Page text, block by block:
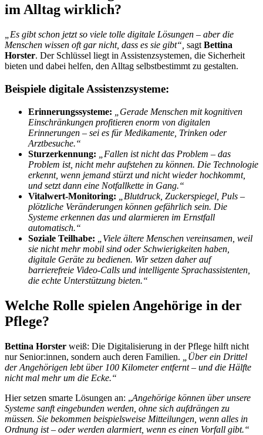
im Alltag wirklich?
„Es gibt schon jetzt so viele tolle digitale Lösungen – aber die
Menschen wissen oft gar nicht, dass es sie gibt“, sagt Bettina
Horster. Der Schlüssel liegt in Assistenzsystemen, die Sicherheit
bieten und dabei helfen, den Alltag selbstbestimmt zu gestalten.
Beispiele digitale Assistenzsysteme:
Erinnerungssysteme:
„Gerade Menschen mit kognitiven
Einschränkungen profitieren enorm von digitalen
Erinnerungen – sei es für Medikamente, Trinken oder
Arztbesuche.“
Sturzerkennung:
„Fallen ist nicht das Problem – das
Problem ist, nicht mehr aufstehen zu können. Die Technologie
erkennt, wenn jemand stürzt und nicht wieder hochkommt,
und setzt dann eine Notfallkette in Gang.“
Vitalwert-Monitoring:
„Blutdruck, Zuckerspiegel, Puls –
plötzliche Veränderungen können gefährlich sein. Die
Systeme erkennen das und alarmieren im Ernstfall
automatisch.“
Soziale Teilhabe:
„Viele ältere Menschen vereinsamen, weil
sie nicht mehr mobil sind oder Schwierigkeiten haben,
digitale Geräte zu bedienen. Wir setzen daher auf
barrierefreie Video-Calls und intelligente Sprachassistenten,
die echte Unterstützung bieten.“
Welche Rolle spielen Angehörige in der
Pflege?
Bettina Horster weiß: Die Digitalisierung in der Pflege hilft nicht
nur Senior:innen, sondern auch deren Familien.
„Über ein Drittel
der Angehörigen lebt über 100 Kilometer entfernt – und die Hälfte
nicht mal mehr um die Ecke.“
Hier setzen smarte Lösungen an: „Angehörige können über unsere
Systeme sanft eingebunden werden, ohne sich aufdrängen zu
müssen. Sie bekommen beispielsweise Mitteilungen, wenn alles in
Ordnung ist – oder werden alarmiert, wenn es einen Vorfall gibt.“